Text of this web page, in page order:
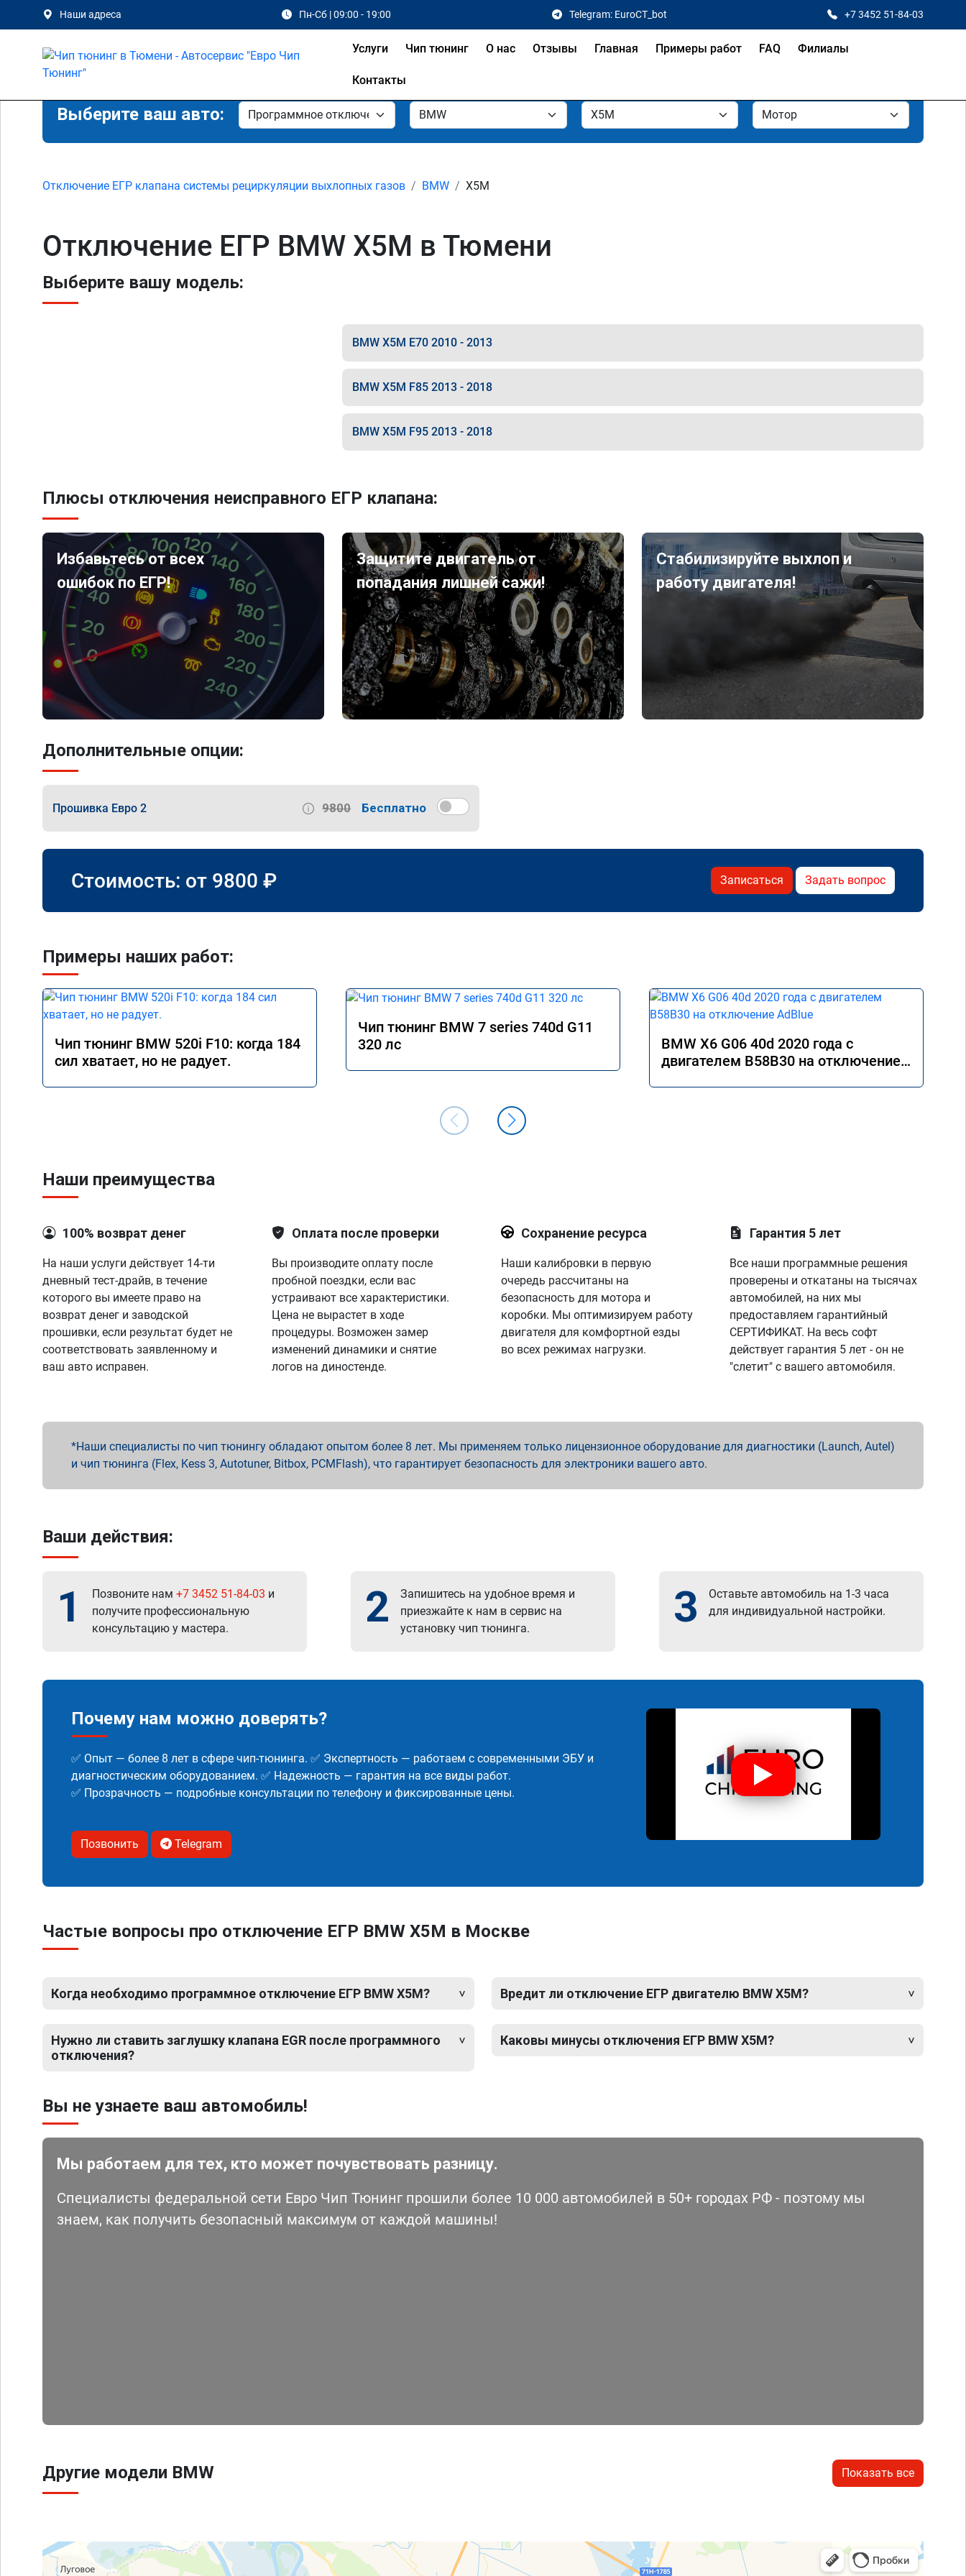
Наши адреса Пн-Сб | 09:00 - 19:00 Telegram: EuroCT_bot +7 3452 51-84-03
Услуги Чип тюнинг О нас Отзывы Главная Примеры работ FAQ Филиалы
Контакты
Выберите ваш авто:
Отключение ЕГР клапана системы рециркуляции выхлопных газов BMW X5M
Отключение ЕГР BMW X5M в Тюмени
Выберите вашу модель:
BMW X5M E70 2010 - 2013
BMW X5M F85 2013 - 2018
BMW X5M F95 2013 - 2018
Плюсы отключения неисправного ЕГР клапана:
Избавьтесь от всех
ошибок по ЕГР!
Защитите двигатель от
попадания лишней сажи!
Стабилизируйте выхлоп и
работу двигателя!
Дополнительные опции:
Прошивка Евро 2 9800 Бесплатно
Стоимость: от 9800 ₽ Записаться Задать вопрос
Примеры наших работ:
Чип тюнинг BMW 520i F10: когда 184
сил хватает, но не радует.
Чип тюнинг BMW 7 series 740d G11
320 лс
BMW X6 G06 40d 2020 года с
двигателем B58B30 на отключение
Наши преимущества
100% возврат денег
На наши услуги действует 14-ти
дневный тест-драйв, в течение
которого вы имеете право на
возврат денег и заводской
прошивки, если результат будет не
соответствовать заявленному и
ваш авто исправен.
Оплата после проверки
Вы производите оплату после
пробной поездки, если вас
устраивают все характеристики.
Цена не вырастет в ходе
процедуры. Возможен замер
изменений динамики и снятие
логов на диностенде.
Сохранение ресурса
Наши калибровки в первую
очередь рассчитаны на
безопасность для мотора и
коробки. Мы оптимизируем работу
двигателя для комфортной езды
во всех режимах нагрузки.
Гарантия 5 лет
Все наши программные решения
проверены и откатаны на тысячах
автомобилей, на них мы
предоставляем гарантийный
СЕРТИФИКАТ. На весь софт
действует гарантия 5 лет - он не
"слетит" с вашего автомобиля.
Наши специалисты по чип тюнингу обладают опытом более 8 лет. Мы применяем только лицензионное оборудование для диагностики (Launch, Autel)
и чип тюнинга (Flex, Kess 3, Autotuner, Bitbox, PCMFlash), что гарантирует безопасность для электроники вашего авто.
Ваши действия:
1 Позвоните нам +7 3452 51-84-03 и
получите профессиональную
консультацию у мастера.
2
Запишитесь на удобное время и
приезжайте к нам в сервис на
установку чип тюнинга.
3
Оставьте автомобиль на 1-3 часа
для индивидуальной настройки.
Почему нам можно доверять?
✅ Опыт — более 8 лет в сфере чип-тюнинга. ✅ Экспертность — работаем с современными ЭБУ и
диагностическим оборудованием. ✅ Надежность — гарантия на все виды работ.
✅ Прозрачность — подробные консультации по телефону и фиксированные цены.
Позвонить Telegram
Частые вопросы про отключение ЕГР BMW X5M в Москве
Когда необходимо программное отключение ЕГР BMW X5M?
Нужно ли ставить заглушку клапана EGR после программного
отключения?
Вредит ли отключение ЕГР двигателю BMW X5M?
Каковы минусы отключения ЕГР BMW X5M?
Вы не узнаете ваш автомобиль!
Мы работаем для тех, кто может почувствовать разницу.
Специалисты федеральной сети Евро Чип Тюнинг прошили более 10 000 автомобилей в 50+ городах РФ - поэтому мы
знаем, как получить безопасный максимум от каждой машины!
Другие модели BMW Показать все